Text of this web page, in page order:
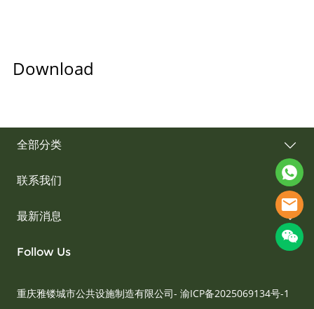
Download
全部分类
联系我们
最新消息
Follow Us
重庆雅镂城市公共设施制造有限公司-渝ICP备2025069134号-1